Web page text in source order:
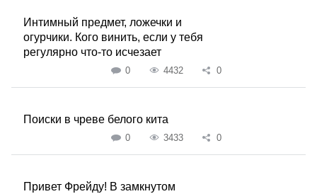
Интимный предмет, ложечки и
огурчики. Кого винить, если у тебя
регулярно что-то исчезает
0 4432 0
Поиски в чреве белого кита
0 3433 0
Привет Фрейду! В замкнутом